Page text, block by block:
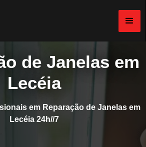
de Janelas em
Lecéia
em Reparação de Janelas em
Lecéia 24h//7